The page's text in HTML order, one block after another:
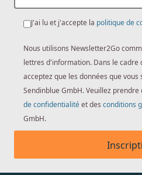
J'ai lu et j'accepte la politique de
Nous utilisons Newsletter2Go
lettres d'information. Dans le cadre
acceptez que les données que
Sendinblue GmbH. Veuillez prendre
de confidentialitéet des conditions
GmbH.